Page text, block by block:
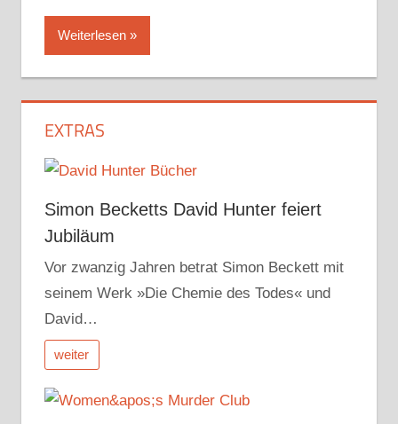
Weiterlesen
EXTRAS
Simon Becketts David Hunter feiert
Jubiläum
Vor zwanzig Jahren betrat Simon Beckett mit
seinem Werk »Die Chemie des Todes« und
David…
weiter